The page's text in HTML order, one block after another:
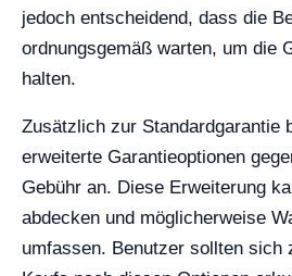
jedoch entscheidend, dass die
ordnungsgemäß warten, um die
halten.
Zusätzlich zur Standardgarantie
erweiterte Garantieoptionen
Gebühr an. Diese Erweiterung
abdecken und möglicherweise
umfassen. Benutzer sollten sich